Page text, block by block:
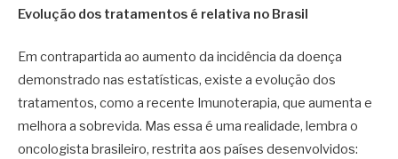
Evolução dos tratamentos é relativa no Brasil
Em contrapartida ao aumento da incidência da doença
demonstrado nas estatísticas, existe a evolução dos
tratamentos, como a recente Imunoterapia, que aumenta e
melhora a sobrevida. Mas essa é uma realidade, lembra o
oncologista brasileiro, restrita aos países desenvolvidos: